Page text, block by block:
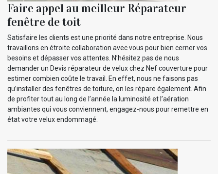
Faire appel au meilleur Réparateur
fenêtre de toit
Satisfaire les clients est une priorité dans notre entreprise. Nous
travaillons en étroite collaboration avec vous pour bien cerner vos
besoins et dépasser vos attentes. N’hésitez pas de nous
demander un Devis réparateur de velux chez Nef couverture pour
estimer combien coûte le travail. En effet, nous ne faisons pas
qu’installer des fenêtres de toiture, on les répare également. Afin
de profiter tout au long de l’année la luminosité et l’aération
ambiantes qui vous conviennent, engagez-nous pour remettre en
état votre velux endommagé.